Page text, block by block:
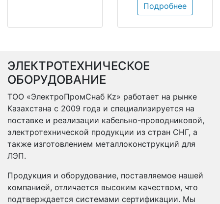
Подробнее
ЭЛЕКТРОТЕХНИЧЕСКОЕ
ОБОРУДОВАНИЕ
ТОО «ЭлектроПромСнаб Kz» работает на рынке
Казахстана с 2009 года и специализируется на
поставке и реализации кабельно-проводниковой,
электротехнической продукции из стран СНГ, а
также изготовлением металлоконструкций для
ЛЭП.
Продукция и оборудование, поставляемое нашей
компанией, отличается высоким качеством, что
подтверждается системами сертификации. Мы